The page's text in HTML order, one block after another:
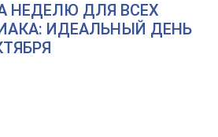
НЕДЕЛЮ ДЛЯ ВСЕХ
ИДЕАЛЬНЫЙ ДЕНЬ